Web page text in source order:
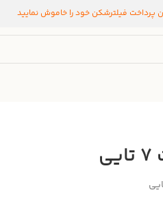
پرداخت فیلترشکن خود را خاموش نمایید